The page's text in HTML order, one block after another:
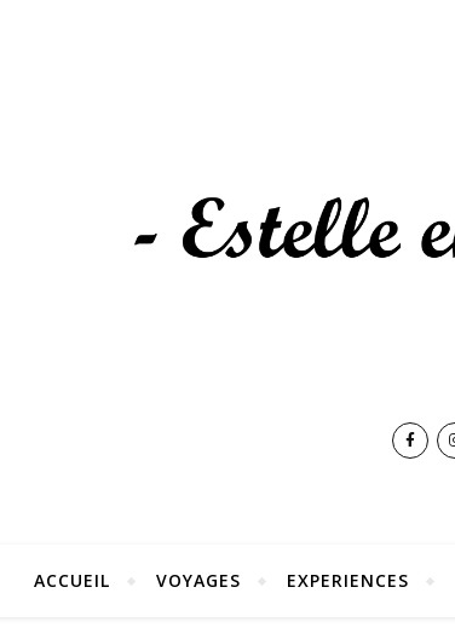
ACCUEIL VOYAGES EXPERIENCES